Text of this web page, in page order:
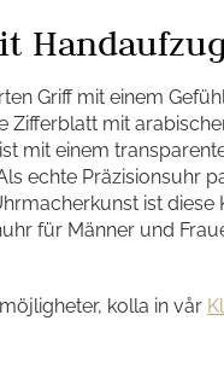
Handaufzug
Griff mit einem
mit
mit einem
echte Präzisionsuhr
ist
für Männer und
kolla in vår